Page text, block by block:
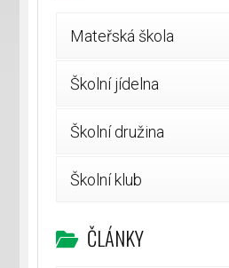
Mateřská škola
Školní jídelna
Školní družina
Školní klub
ČLÁNKY